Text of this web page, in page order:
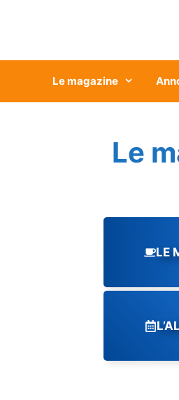
Le magazine
Le
LE